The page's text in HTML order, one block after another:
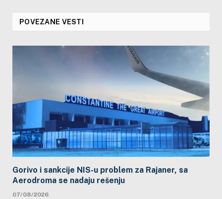
POVEZANE VESTI
Gorivo i sankcije NIS-u problem za Rajaner, sa
Aerodroma se nadaju rešenju
07/08/2026